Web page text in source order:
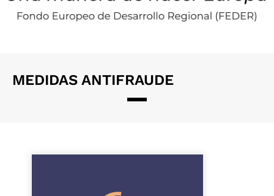
MEDIDAS ANTIFRAUDE